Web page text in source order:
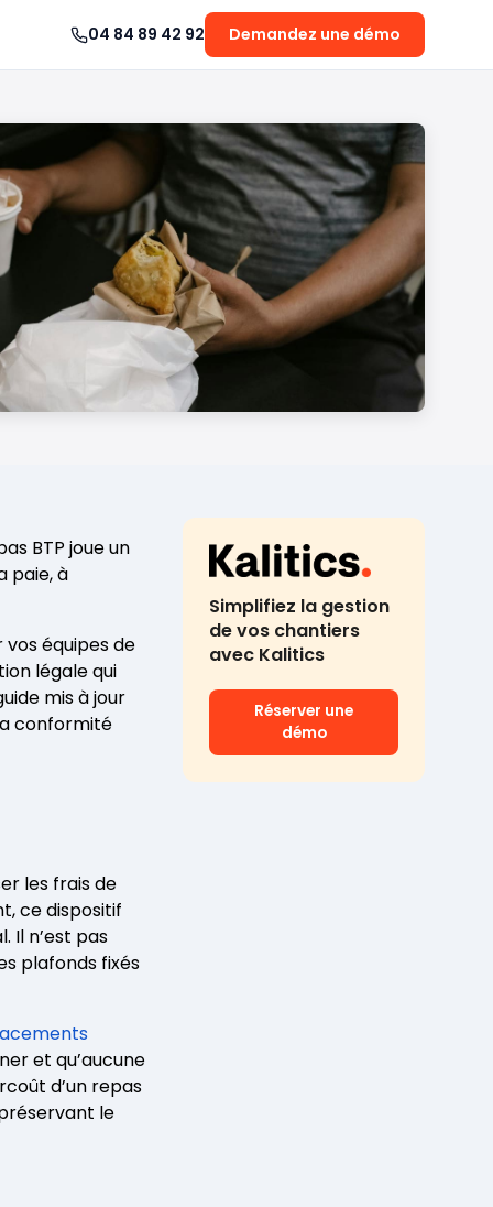
04 84 89 42 92 Demandez une démo
BTP joue un
paie, à
vos équipes de
légale qui
mis à jour
conformité
les frais de
ce dispositif
Il n’est pas
plafonds fixés
et qu’aucune
d’un repas
le
Simplifiez la gestion
de vos chantiers
avec Kalitics
Réserver une
démo